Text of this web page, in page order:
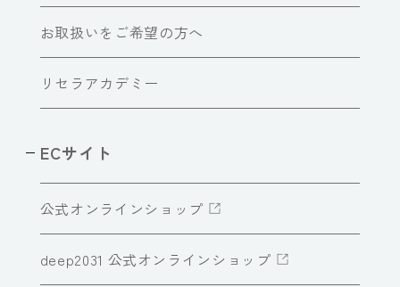
お取扱いをご希望の方へ
リセラアカデミー
ECサイト
公式オンラインショップ
deep2031 公式オンラインショップ